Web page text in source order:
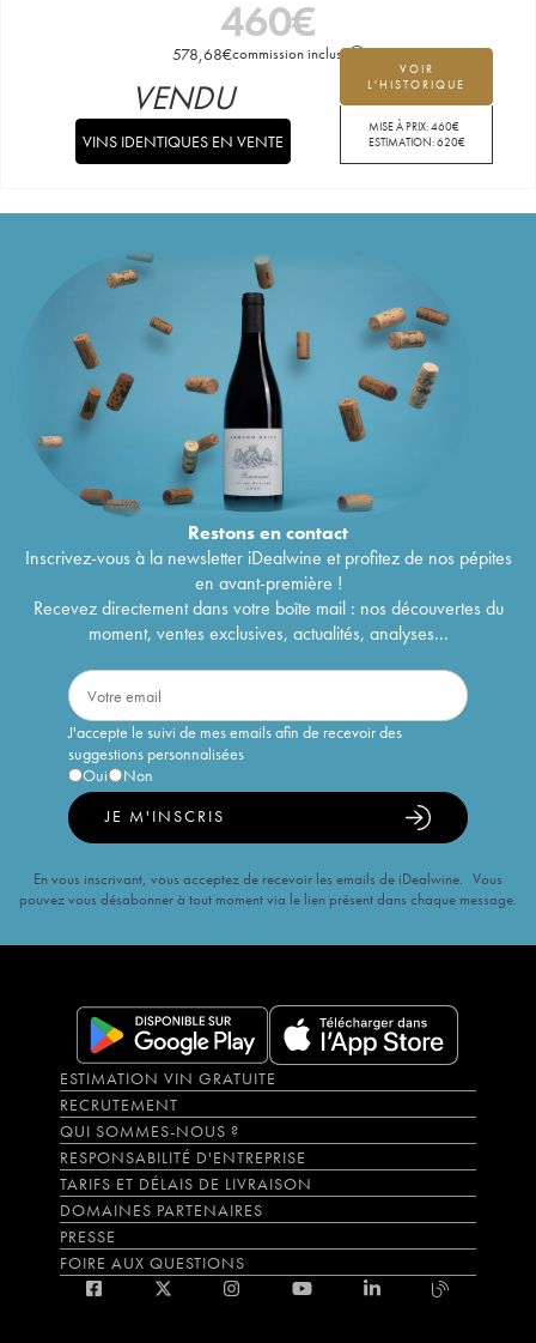
460€
578,68€commission incluse
VOIR
L'HISTORIQUE
MISE À PRIX:460€
ESTIMATION:620€
VENDU
VINS IDENTIQUES EN VENTE
Restons encontact
Inscrivez-vous à la newsletter iDealwine et profitez de nos pépites
en avant-première !
Recevez directement dans votre boîte mail : nos découvertes du
moment, ventes exclusives, actualités, analyses...
J'accepte le suivi de mes emails afin de recevoir des
suggestions personnalisées
Oui
Non
JE M'INSCRIS
En vous inscrivant, vous acceptez de recevoir les emails de iDealwine. Vous
pouvez vous désabonner à tout moment via le lien présent dans chaque message.
ESTIMATION VIN GRATUITE
RECRUTEMENT
QUI SOMMES-NOUS ?
RESPONSABILITÉ D'ENTREPRISE
TARIFS ET DÉLAIS DE LIVRAISON
DOMAINES PARTENAIRES
PRESSE
FOIRE AUX QUESTIONS